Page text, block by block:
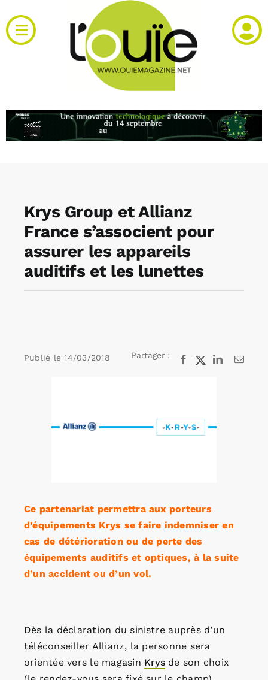
au
contenu
Toggle
Navigation
RH et emploi
Agenda
Kiosque
Annonces emploi
Krys Group et Allianz
France s’associent pour
assurer les appareils
auditifs et les lunettes
Publié le 14/03/2018 Partager : Facebook
X LinkedInEmail
Ce partenariat permettra aux porteurs
d’équipements Krys se faire indemniser en
cas de détérioration ou de perte des
équipements auditifs et optiques, à la suite
d’un accident ou d’un vol.
Dès la déclaration du sinistre auprès d’un
téléconseiller Allianz, la personne sera
orientée vers le magasin Krysde son choix